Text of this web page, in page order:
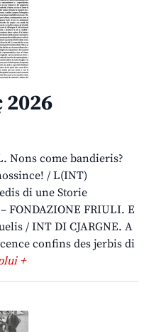
Nons come bandieris?
/ L(INT)
di une Storie
FONDAZIONE FRIULI. E
/ INT DI CJARGNE. A
confins des jerbis di
+